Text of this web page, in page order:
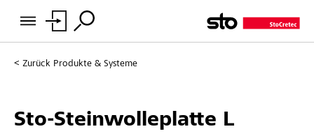
Zurück Produkte & Systeme
Sto-Steinwolleplatte L